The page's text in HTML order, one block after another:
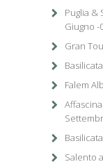
Puglia &
Giugno -
Gran
Falem
Salento